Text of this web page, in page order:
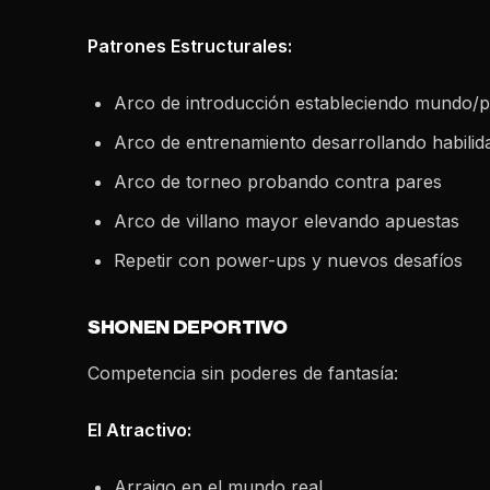
Patrones Estructurales:
Arco de introducción estableciendo mundo/
Arco de entrenamiento desarrollando
Arco de torneo probando contra pares
Arco de villano mayor elevando apuestas
Repetir con power-ups y nuevos desafíos
SHONEN DEPORTIVO
Competencia sin poderes de fantasía:
El Atractivo: